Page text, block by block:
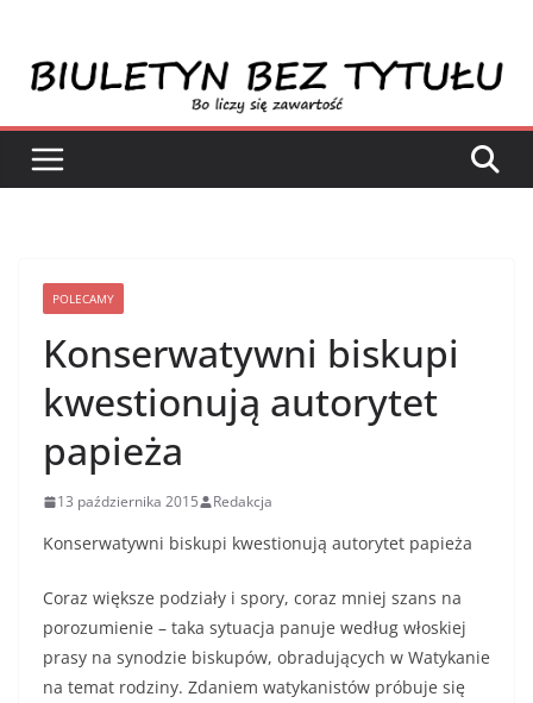
treści
POLECAMY
Konserwatywni biskupi
kwestionują autorytet
papieża
13 października 2015 Redakcja
Konserwatywni biskupi kwestionują autorytet papieża
Coraz większe podziały i spory, coraz mniej szans na
porozumienie – taka sytuacja panuje według włoskiej
prasy na synodzie biskupów, obradujących w Watykanie
na temat rodziny. Zdaniem watykanistów próbuje się